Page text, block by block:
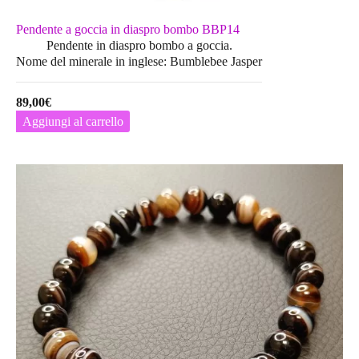
Pendente a goccia in diaspro bombo BBP14
Pendente in diaspro bombo a goccia.
Nome del minerale in inglese: Bumblebee Jasper
89,00€
Aggiungi al carrello